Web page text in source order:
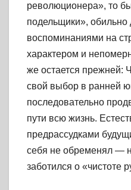
революционера», то
подельщики»,
воспоминаниями на
характером и
же остается прежней:
свой выбор в ранней
последовательно
пути всю жизнь.
предрассудками
себя не обременял —
заботился о «чистоте